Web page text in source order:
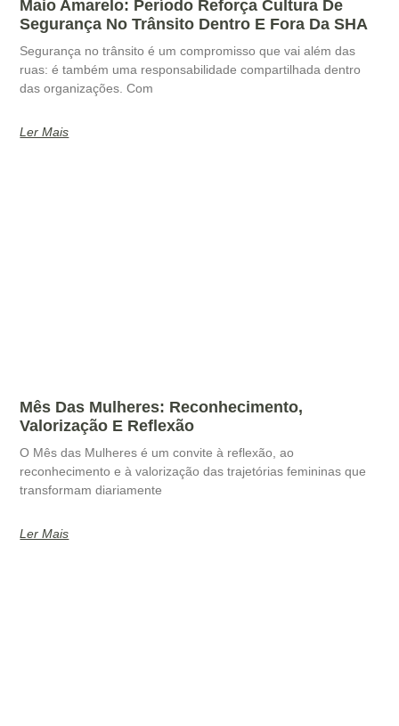
Maio Amarelo: Período Reforça Cultura De
Segurança No Trânsito Dentro E Fora Da SHA
Segurança no trânsito é um compromisso que vai além das
ruas: é também uma responsabilidade compartilhada dentro
das organizações. Com
Ler Mais
Mês Das Mulheres: Reconhecimento,
Valorização E Reflexão
O Mês das Mulheres é um convite à reflexão, ao
reconhecimento e à valorização das trajetórias femininas que
transformam diariamente
Ler Mais